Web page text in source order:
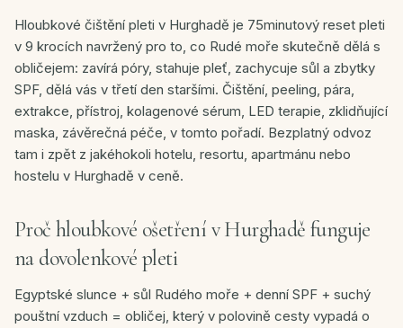
Hloubkové čištění pleti v Hurghadě je 75minutový reset pleti
v 9 krocích navržený pro to, co Rudé moře skutečně dělá s
obličejem: zavírá póry, stahuje pleť, zachycuje sůl a zbytky
SPF, dělá vás v třetí den staršími. Čištění, peeling, pára,
extrakce, přístroj, kolagenové sérum, LED terapie, zklidňující
maska, závěrečná péče, v tomto pořadí. Bezplatný odvoz
tam i zpět z jakéhokoli hotelu, resortu, apartmánu nebo
hostelu v Hurghadě v ceně.
Proč hloubkové ošetření v Hurghadě funguje
na dovolenkové pleti
Egyptské slunce + sůl Rudého moře + denní SPF + suchý
pouštní vzduch = obličej, který v polovině cesty vypadá o